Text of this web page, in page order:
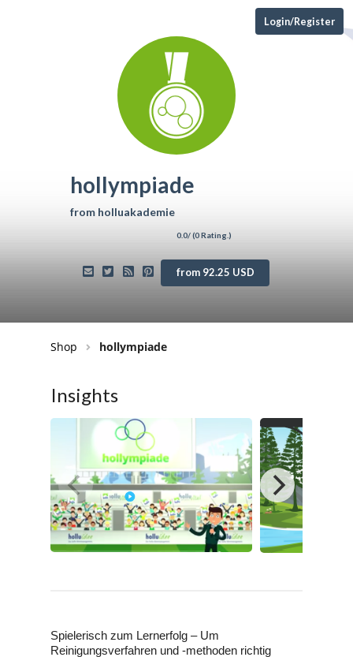
Login/Register
hollympiade
from holluakademie
0.0/ (0Rating.)
from 92.25 USD
Shop hollympiade
Insights